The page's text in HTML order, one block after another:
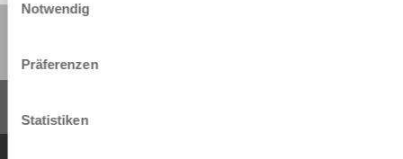
Notwendig
Präferenzen
Statistiken